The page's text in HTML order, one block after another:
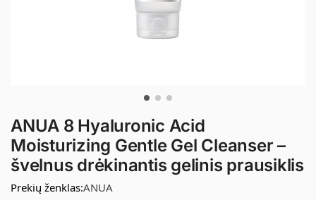
ANUA 8 Hyaluronic Acid
Moisturizing Gentle Gel Cleanser –
švelnus drėkinantis gelinis prausiklis
Prekių ženklas:ANUA